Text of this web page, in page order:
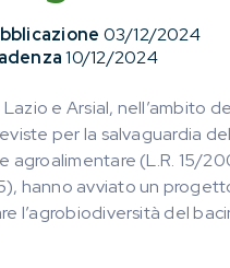
03/12/2024
10/12/2024
e Arsial, nell’ambito
per la salvaguardia
agroalimentare (L.R. 15/
hanno avviato un
l’agrobiodiversità del